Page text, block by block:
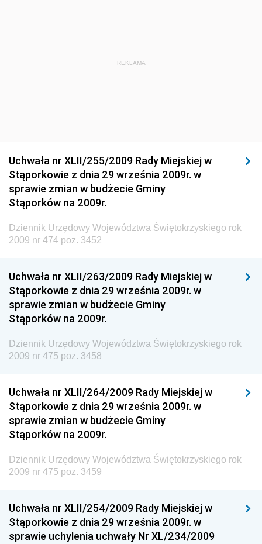
Dziennik Urzędowy Głównego Inspektora Ochrony
Dziennik Urzędowy Ministra Budownictwa i Przemysłu
Materiałów Budowlanych
Dziennik Urzędowy Ministra Infrastruktury i Rozwoju
Dziennik Urzędowy Głównego Inspektoratu Ochrony
Środowiska
Dziennik Urzędowy Generalnej Dyrekcji Ochrony
Dziennik Urzędowy Ministerstwa Administracji,
Gospodarki Terenowej i Ochrony Środowiska
Dziennik Urzędowy Ministerstwa Administracji i
Gospodarki Przestrzennej
Dziennik Urzędowy Unii Europejskiej, L
Dziennik Urzędowy Ministerstwa Przemysłu
Chemicznego i Lekkiego
Dziennik Urzędowy Ministerstwa Rolnictwa i
Gospodarki Żywnościowej
Dziennik Urzędowy Ministra Rodziny, Pracy i Polityki
Społecznej
Dziennik Urzędowy Ministra Rozwoju
Dziennik Urzędowy Ministra Infrastruktury i
REKLAMA
Uchwała nr XLII/255/2009 Rady Miejskiej w
Stąporkowie z dnia 29 września 2009r. w
sprawie zmian w budżecie Gminy
Stąporków na 2009r.
Dziennik Urzędowy Województwa Świętokrzyskiego rok
2009 nr 474 poz. 3452
Uchwała nr XLII/263/2009 Rady Miejskiej w
Stąporkowie z dnia 29 września 2009r. w
sprawie zmian w budżecie Gminy
Stąporków na 2009r.
Dziennik Urzędowy Województwa Świętokrzyskiego rok
2009 nr 475 poz. 3458
Uchwała nr XLII/264/2009 Rady Miejskiej w
Stąporkowie z dnia 29 września 2009r. w
sprawie zmian w budżecie Gminy
Stąporków na 2009r.
Dziennik Urzędowy Województwa Świętokrzyskiego rok
2009 nr 475 poz. 3459
Uchwała nr XLII/254/2009 Rady Miejskiej w
Stąporkowie z dnia 29 września 2009r. w
sprawie uchylenia uchwały Nr XL/234/2009